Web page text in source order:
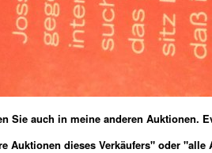
Sie auch in meine anderen Auktionen.
Auktionen dieses Verkäufers" oder